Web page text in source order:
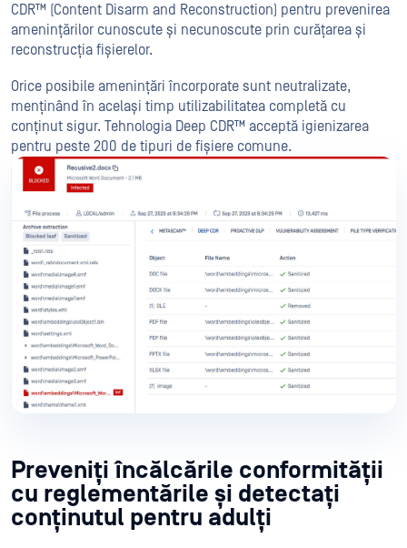
CDR™ (Content Disarm and Reconstruction) pentru prevenirea
amenințărilor cunoscute și necunoscute prin curățarea și
reconstrucția fișierelor.
Orice posibile amenințări încorporate sunt neutralizate,
menținând în același timp utilizabilitatea completă cu
conținut sigur. Tehnologia Deep CDR™ acceptă igienizarea
pentru peste 200 de tipuri de fișiere comune.
Preveniți încălcările conformității
cu reglementările și detectați
conținutul pentru adulți